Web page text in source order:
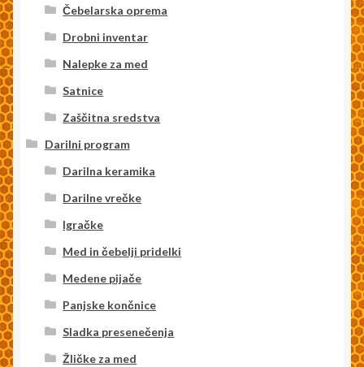
Čebelarska oprema
Drobni inventar
Nalepke za med
Satnice
Zaščitna sredstva
Darilni program
Darilna keramika
Darilne vrečke
Igračke
Med in čebelji pridelki
Medene pijače
Panjske končnice
Sladka presenečenja
Žličke za med